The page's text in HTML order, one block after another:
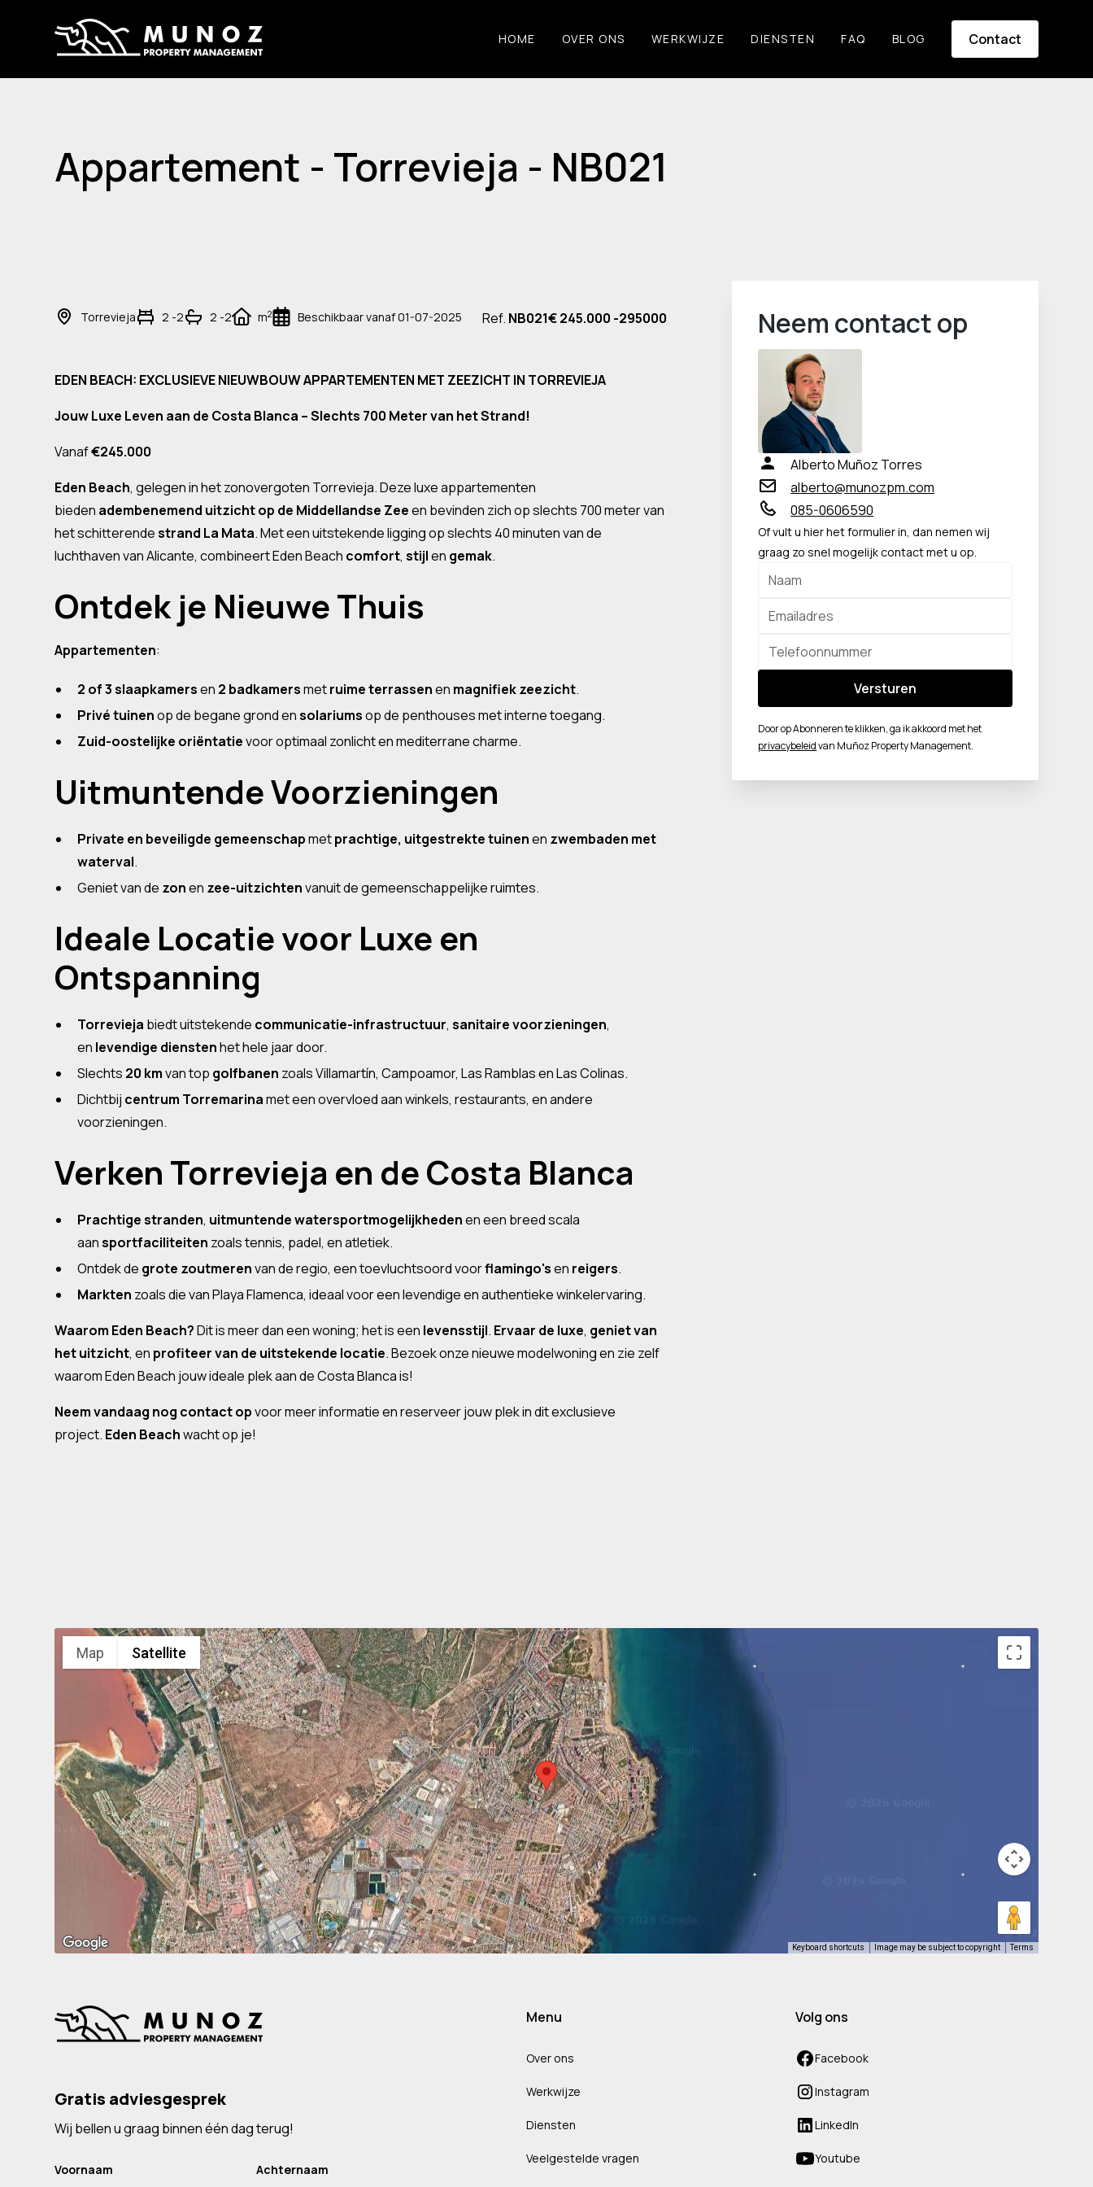
HOME OVER ONS WERKWIJZE DIENSTEN FAQ BLOG Contact
Appartement - Torrevieja - NB021
Torrevieja 2 -2 2 -2 m2 Beschikbaar vanaf 01-07-2025 Ref. NB021€ 245.000 -295000
EDEN BEACH: EXCLUSIEVE NIEUWBOUW APPARTEMENTEN MET ZEEZICHT IN TORREVIEJA
Jouw Luxe Leven aan de Costa Blanca – Slechts 700 Meter van het Strand!
Vanaf€245.000
Eden Beach, gelegen in het zonovergoten Torrevieja. Deze luxe appartementen
bieden adembenemend uitzicht op de Middellandse Zeeen bevinden zich op slechts 700 meter van
het schitterendestrand La Mata. Met een uitstekende ligging op slechts 40 minuten van de
luchthaven van Alicante, combineert Eden Beach comfort,stijlen gemak.
Ontdek je Nieuwe Thuis
Appartementen:
2 of 3 slaapkamersen 2 badkamersmetruime terrassenen magnifiek zeezicht.
Privé tuinenop de begane grond ensolariumsop de penthouses met interne toegang.
Zuid-oostelijke oriëntatievoor optimaal zonlicht en mediterrane charme.
Uitmuntende Voorzieningen
Private en beveiligde gemeenschapmetprachtige, uitgestrekte tuinenen zwembaden met
waterval.
Geniet van de zonen zee-uitzichtenvanuit de gemeenschappelijke ruimtes.
Ideale Locatie voor Luxe en
Ontspanning
Torrevieja biedt uitstekende communicatie-infrastructuur,sanitaire voorzieningen,
en levendige dienstenhet hele jaar door.
Slechts 20 kmvan top golfbanen zoals Villamartín, Campoamor, Las Ramblas en Las Colinas.
Dichtbij centrum Torremarinamet een overvloed aan winkels, restaurants, en andere
voorzieningen.
Verken Torrevieja en de Costa Blanca
Prachtige stranden, uitmuntende watersportmogelijkhedenen een breed scala
aansportfaciliteiten zoals tennis, padel, en atletiek.
Ontdek de grote zoutmerenvan de regio, een toevluchtsoord voorflamingo'sen reigers.
Markten zoals die van Playa Flamenca, ideaal voor een levendige en authentieke winkelervaring.
Waarom Eden Beach?Dit is meer dan een woning; het is een levensstijl. Ervaar de luxe, geniet van
het uitzicht, en profiteer van de uitstekende locatie. Bezoek onze nieuwe modelwoning en zie zelf
waarom Eden Beach jouw ideale plek aan de Costa Blanca is!
Neem vandaag nog contact opvoor meer informatie en reserveer jouw plek in dit exclusieve
project. Eden Beachwacht op je!
Neem contact op
Alberto Muñoz Torres
alberto@munozpm.com
085-0606590
Of vult u hier het formulier in, dan nemen wij
graag zo snel mogelijk contact met u op.
Door op Abonneren te klikken, ga ik akkoord met het
privacybeleidvan Muñoz Property Management.
Map Satellite
Keyboard shortcuts Image may be subject to copyright Terms
Gratis adviesgesprek
Wij bellen u graag binnen één dag terug!
Voornaam Achternaam
Menu
Over ons
Werkwijze
Diensten
Veelgestelde vragen
Volg ons
Facebook
Instagram
LinkedIn
Youtube